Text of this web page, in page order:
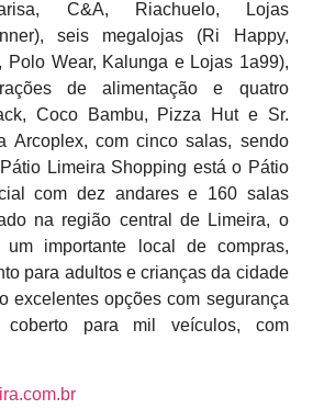
C&A, Riachuelo, Lojas
seis megalojas (Ri Happy,
Polo Wear, Kalunga e Lojas 1a99),
de alimentação e quatro
Coco Bambu, Pizza Hut e Sr.
Arcoplex, com cinco salas, sendo
Limeira Shopping está o Pátio
com dez andares e 160 salas
na região central de Limeira, o
um importante local de compras,
para adultos e crianças da cidade
excelentes opções com segurança
coberto para mil veículos, com